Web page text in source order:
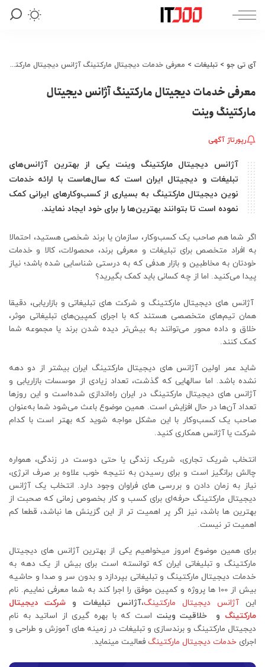
آی تی جو > تبلیغات > معرفی خدمات دیجیتال مارکتینگ آژانس دیجیتال مارکتینگ وینت
معرفی خدمات دیجیتال مارکتینگ آژانس دیجیتال
مارکتینگ وینت
رپورتاژ آگهی
آژانس دیجیتال مارکتینگ وینت یکی از بهترین آژانس‌های
تبلیغات و دیجیتال ایران است که سال‌هاست با ارائه خدمات
نوین دیجیتال مارکتینگ به بسیاری از کسب‌وکارهای ایرانی کمک
نموده است تا بتوانند بهترین‌ها را برای خود ایجاد نمایند.
اگر شما هم صاحب یک کسب‌وکار، سازمان یا برند شخصی هستید، احتمالا
به افراد متخصص برای تبلیغات و معرفی برند، محصولات، کالا و خدمات
خودتان به مخاطبین و بازار هدفی که به درستی شناسایی شده باشد؛ نیاز
پیدا می‌کنید. اما از چه کسانی باید کمک بگیرید؟
آژانس های دیجیتال مارکتینگ و شرکت های تبلیغاتی و بازاریابی، دقیقا
همان‌ تیم‌های متخصصی هستند که با اجرای کمپین‌های تبلیغاتی موثر،
خلاق و داده محور می‌توانند به بیش‌تر دیده شدن برند یا مجموعه شما
کمک کنند.
شاید عمر اولین آژانس های دیجیتال مارکتینگ ایران بیشتر از دو دهه
نشده باشد. اما سالهایی که گذشت، تعداد زیادی از موسسات بازاریابی و
آژانس های دیجیتال مارکتینگ در ایران راه‌اندازی شده‌است و این روزها
تعداد آن‌ها در حال افزایش است. همین موضوع باعث می‌شود شما به‌عنوان
صاحب یک کسب‌وکار با این مشکل مواجه شوید که بهتر است با کدام
شرکت یا آژانس همکاری کنید.
انتخاب شریک تجاری، شریک زندگی یا حتی دوست در زندگی، همواره
چالش برانگیز است و برای رسیدن به نتیجه خوب علاوه بر صرف انرژی،
نیاز به زمان دادن و بررسی های فراوان وجود دارد. انتخاب یک آژانس
دیجیتال مارکتینگ حرفه‌ای برای کسب و کار بخصوص زمانی که صحبت از
بهترین ها باشد، نیز اگر پر اهمیت تر از این گزینش ها نباشد، قطعا کم
اهمیت تر نیست.
برای همین موضوع امروز میخواهیم یکی از بهترین آژانس های دیجیتال
مارکتینگ و تبلیغاتی ایران که توانسته است برای بیش از یک دهه به
خدمات دیجیتال مارکتینگ و تبلیغاتی بپردازد و بدون سر و صدا و حاشیه
بیش از 100 ها پروژه و کمپین موفق را اجرا کند به شما معرفی نماییم. نام
این آژانس دیجیتال مارکتینگ،آژانس تبلیغات و شرکت دیجیتال
مارکتینگ و خلاقیت وینت است که با بهره گیری از اساتید به نام
دیجیتال مارکتینگ و برندسازی و تبلیغات در زمینه های آموزش و طراحی و
اجرای خدمات دیجیتال مارکتینگ فعالیت مینماید.